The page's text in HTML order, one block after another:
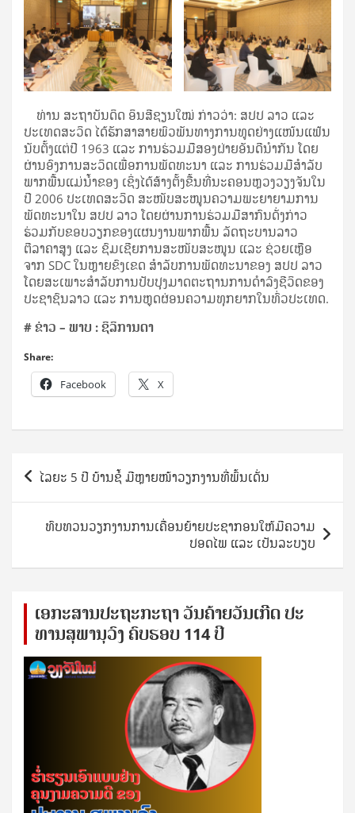
ທ່ານ ສະຖາບັນດິດ ອິນສີຊຽນໃໝ່ ກ່າວວ່າ: ສປປ ລາວ ແລະ
ປະເທດສະວິດ ໄດ້ຮັກສາສາຍພົວພັນທາງການທູດຢ່າງແໜ້ນແຟ້ນ
ນັບຕັ້ງແຕ່ປີ 1963 ແລະ ການຮ່ວມມືສອງຝ່າຍອັນດີນໍາກັນ ໂດຍ
ຜ່ານອົງການສະວິດເພື່ອການພັດທະນາ ແລະ ການຮ່ວມມືສໍາລັບ
ພາກພື້ນແມ່ນໍ້າຂອງ ເຊິ່ງໄດ້ສ້າງຕັ້ງຂື້ນທີ່ນະຄອນຫຼວງວຽງຈັນໃນ
ປີ 2006 ປະເທດສະວິດ ສະໜັບສະໜູນຄວາມພະຍາຍາມການ
ພັດທະນາໃນ ສປປ ລາວ ໂດຍຜ່ານການຮ່ວມມືສາກົນດັ່ງກ່າວ
ຮ່ວມກັບຂອບວຽກຂອງແຜນງານພາກພື້ນ ລັດຖະບານລາວ
ຕີລາຄາສູງ ແລະ ຊົມເຊີຍການສະໜັບສະໜູນ ແລະ ຊ່ວຍເຫຼືອ
ຈາກ SDC ໃນຫຼາຍຂົງເຂດ ສໍາລັບການພັດທະນາຂອງ ສປປ ລາວ
ໂດຍສະເພາະສໍາລັບການປັບປຸງມາດຕະຖານການດໍາລົງຊີວິດຂອງ
ປະຊາຊົນລາວ ແລະ ການຫຼຸດຜ່ອນຄວາມທຸກຍາກໃນທົ່ວປະເທດ.
# ຂ່າວ – ພາບ : ຊິລິການດາ
Share:
Facebook X
Post
navigation
ໄລຍະ 5 ປີ ບ້ານຊໍ້ ມີຫຼາຍໜ້າວຽກງານທີ່ພົ້ນເດັ່ນ
ທົບທວນວຽກງານການເຄື່ອນຍ້າຍປະຊາກອນໃຫ້ມີຄວາມ
ປອດໄພ ແລະ ເປັນລະບຽບ
ເອ​ກະ​ສານ​ປະ​ຖະ​ກະ​ຖ​າ ວັນ​ຄ້າຍ​ວັນ​ເກີດ ປ​ະ​
ທານ​ສຸ​ພາ​ນຸ​ວົງ ຄົບ​ຮອບ 114 ປີ